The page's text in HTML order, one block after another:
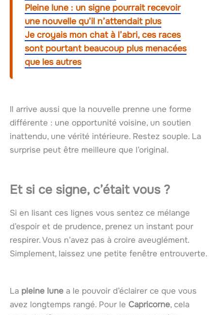
Pleine lune : un signe pourrait recevoir
une nouvelle qu’il n’attendait plus
Je croyais mon chat à l’abri, ces races
sont pourtant beaucoup plus menacées
que les autres
Il arrive aussi que la nouvelle prenne une forme
différente : une opportunité voisine, un soutien
inattendu, une vérité intérieure. Restez souple. La
surprise peut être meilleure que l’original.
Et si ce signe, c’était vous ?
Si en lisant ces lignes vous sentez ce mélange
d’espoir et de prudence, prenez un instant pour
respirer. Vous n’avez pas à croire aveuglément.
Simplement, laissez une petite fenêtre entrouverte.
La pleine lune a le pouvoir d’éclairer ce que vous
avez longtemps rangé. Pour le Capricorne, cela